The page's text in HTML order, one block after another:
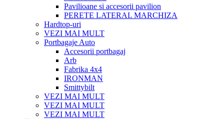
Pavilioane si accesorii pavilion
PERETE LATERAL MARCHIZA
Hardtop-uri
VEZI MAI MULT
Portbagaje Auto
Accesorii portbagaj
Arb
Fabrika 4x4
IRONMAN
Smittybilt
VEZI MAI MULT
VEZI MAI MULT
VEZI MAI MULT